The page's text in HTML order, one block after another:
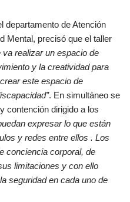
departamento de Atención
Mental, precisó que el taller
realizar un espacio de
y la creatividad para
este espacio de
. En simultáneo se
contención dirigido a los
expresar lo que están
y redes entre ellos . Los
conciencia corporal, de
limitaciones y con ello
seguridad en cada uno de